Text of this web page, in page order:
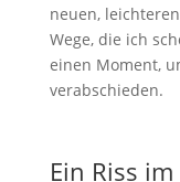
neuen,
Wege, die ich
einen Moment,
verabschieden.
Ein Riss